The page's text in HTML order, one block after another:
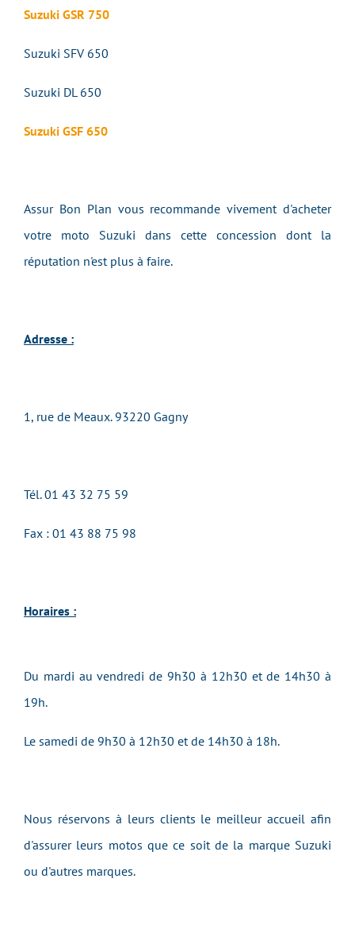
Suzuki GSR 750
Suzuki SFV 650
Suzuki DL 650
Suzuki GSF 650
Assur Bon Plan vous recommande vivement d'acheter
votre moto Suzuki dans cette concession dont la
réputation n'est plus à faire.
Adresse :
1, rue de Meaux. 93220 Gagny
Tél.01 43 32 75 59
Fax : 01 43 88 75 98
Horaires :
Du mardi au vendredi de 9h30 à 12h30 et de 14h30 à
19h.
Le samedi de 9h30 à 12h30 et de 14h30 à 18h.
Nous réservons à leurs clients le meilleur accueil afin
d'assurer leurs motos que ce soit de la marque Suzuki
ou d'autres marques.